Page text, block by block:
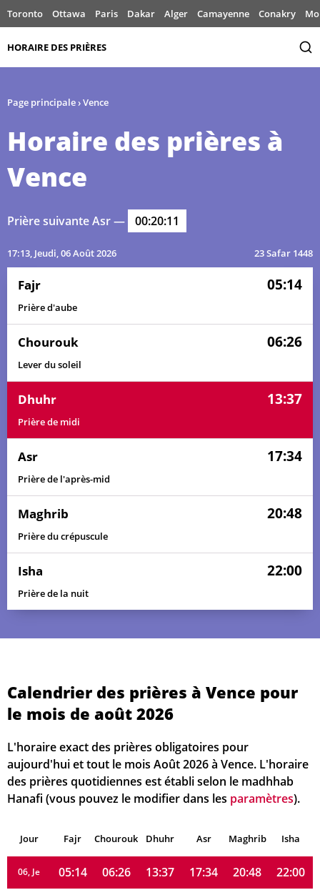
Toronto Ottawa Paris Dakar Alger Camayenne Conakry
HORAIRE DES PRIÈRES
Page principale›Vence
Horaire des prières à
Vence
Prière suivante Asr — 00:20:11
17:13, Jeudi, 06 Août 2026 23 Safar 1448
Fajr 05:14
Prière d'aube
Chourouk 06:26
Lever du soleil
Dhuhr 13:37
Prière de midi
Asr 17:34
Prière de l'après-mid
Maghrib 20:48
Prière du crépuscule
Isha 22:00
Prière de la nuit
Calendrier des prières à Vence pour
le mois de août 2026
L'horaire exact des prières obligatoires pour
aujourd'hui et tout le mois Août 2026 à Vence. L'horaire
des prières quotidiennes est établi selon le madhhab
Hanafi (vous pouvez le modifier dans les paramètres).
Jour Fajr Chourouk Dhuhr Asr Maghrib Isha
01, Sa 05:07 06:20 13:38
02, Di 05:08 06:21 13:38 17:37 20:54
03, Lu 05:09 06:23 13:38 17:36 20:52 22:05
05:11 06:24 13:38 17:36 20:51 22:04
05, Me 05:12 06:25 13:38 17:35 20:50 22:02
06, Je 05:14 06:26 13:37 17:34 20:48 22:00